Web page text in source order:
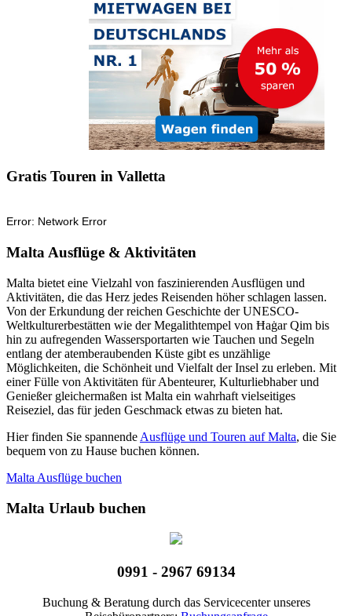
Gratis Touren in Valletta
Malta Ausflüge & Aktivitäten
Malta bietet eine Vielzahl von faszinierenden Ausflügen und
Aktivitäten, die das Herz jedes Reisenden höher schlagen lassen.
Von der Erkundung der reichen Geschichte der UNESCO-
Weltkulturerbestätten wie der Megalithtempel von Ħaġar Qim bis
hin zu aufregenden Wassersportarten wie Tauchen und Segeln
entlang der atemberaubenden Küste gibt es unzählige
Möglichkeiten, die Schönheit und Vielfalt der Insel zu erleben. Mit
einer Fülle von Aktivitäten für Abenteurer, Kulturliebhaber und
Genießer gleichermaßen ist Malta ein wahrhaft vielseitiges
Reiseziel, das für jeden Geschmack etwas zu bieten hat.
Hier finden Sie spannende Ausflüge und Touren auf Malta, die Sie
bequem von zu Hause buchen können.
Malta Ausflüge buchen
Malta Urlaub buchen
0991 - 2967 69134
Buchung & Beratung durch das Servicecenter unseres